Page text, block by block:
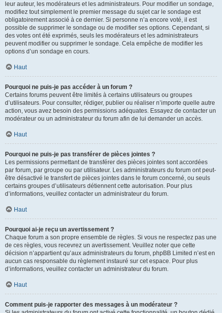
leur auteur, les modérateurs et les administrateurs. Pour modifier un sondage,
modifiez tout simplement le premier message du sujet car le sondage est
obligatoirement associé à ce dernier. Si personne n’a encore voté, il est
possible de supprimer le sondage ou de modifier ses options. Cependant, si
des votes ont été exprimés, seuls les modérateurs et les administrateurs
peuvent modifier ou supprimer le sondage. Cela empêche de modifier les
options d’un sondage en cours.
Haut
Pourquoi ne puis-je pas accéder à un forum ?
Certains forums peuvent être limités à certains utilisateurs ou groupes
d’utilisateurs. Pour consulter, rédiger, publier ou réaliser n’importe quelle autre
action, vous avez besoin des permissions adéquates. Essayez de contacter un
modérateur ou un administrateur du forum afin de lui demander un accès.
Haut
Pourquoi ne puis-je pas transférer de pièces jointes ?
Les permissions permettant de transférer des pièces jointes sont accordées
par forum, par groupe ou par utilisateur. Les administrateurs du forum ont peut-
être désactivé le transfert de pièces jointes dans le forum concerné, ou seuls
certains groupes d’utilisateurs détiennent cette autorisation. Pour plus
d’informations, veuillez contacter un administrateur du forum.
Haut
Pourquoi ai-je reçu un avertissement ?
Chaque forum a son propre ensemble de règles. Si vous ne respectez pas une
de ces règles, vous recevrez un avertissement. Veuillez noter que cette
décision n’appartient qu’aux administrateurs du forum, phpBB Limited n’est en
aucun cas responsable du règlement instauré sur cet espace. Pour plus
d’informations, veuillez contacter un administrateur du forum.
Haut
Comment puis-je rapporter des messages à un modérateur ?